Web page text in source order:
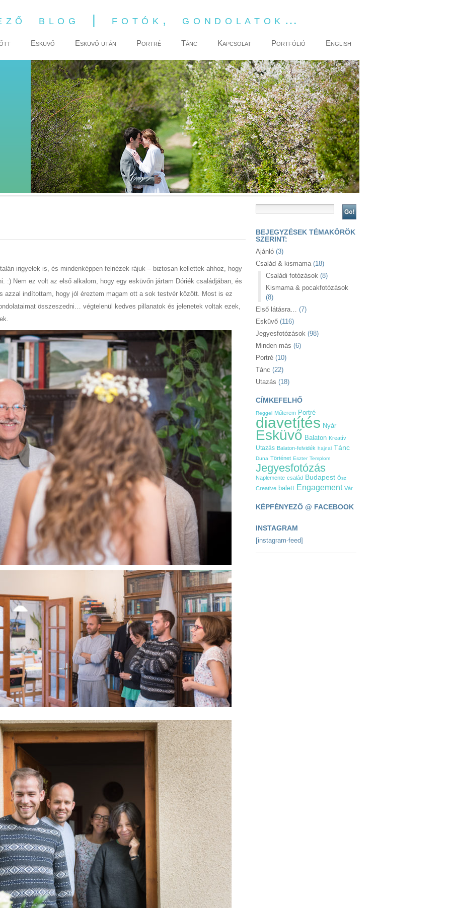
blog | fotók, gondolatok…
Esküvő Esküvő után Portré Tánc Kapcsolat Portfólió English
irigyelek is, és mindenképpen felnézek rájuk – biztosan kellettek ahhoz, hogy
:) Nem ez volt az első alkalom, hogy egy esküvőn jártam Dóriék családjában, és
azzal indítottam, hogy jól éreztem magam ott a sok testvér között. Most is ez
összeszedni… végtelenül kedves pillanatok és jelenetek voltak ezek,
BEJEGYZÉSEK TÉMAKÖRÖK
SZERINT:
Ajánló (3)
Család & kismama(18)
Családi fotózások (8)
Kismama & pocakfotózások
(8)
Első látásra… (7)
Esküvő (116)
Jegyesfotózások (98)
Minden más (6)
Portré (10)
Tánc (22)
Utazás (18)
CÍMKEFELHŐ
Reggel Műterem Portré
diavetítés Nyár
Esküvő Balaton Kreatív
Utazás Balaton-felvidék hajnal Tánc
Duna Történet Eszter Templom
Jegyesfotózás
Naplemente család Budapest Ősz
Creative balett Engagement Vár
KÉPFÉNYEZŐ @ FACEBOOK
INSTAGRAM
[instagram-feed]